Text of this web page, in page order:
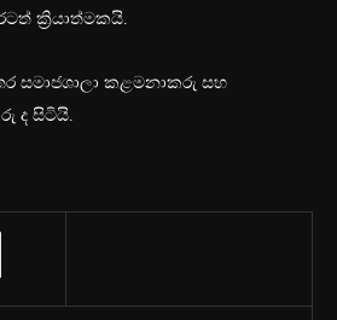
ක්‍රියාත්මකයි.
සමාජශාලා කළමනාකරු සහ
ද සිටියි.